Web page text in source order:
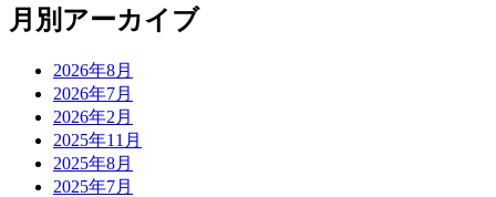
月別アーカイブ
2026年8月
2026年7月
2026年2月
2025年11月
2025年8月
2025年7月